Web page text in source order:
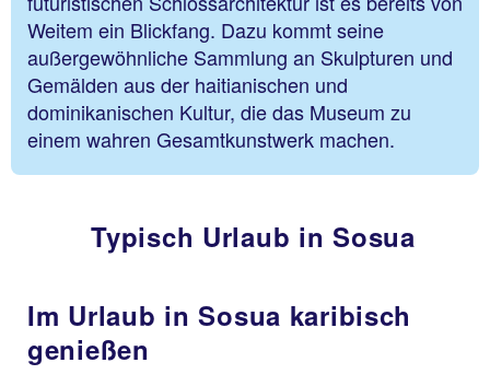
Weitem ein Blickfang. Dazu kommt seine
außergewöhnliche Sammlung an Skulpturen und
Gemälden aus der haitianischen und
dominikanischen Kultur, die das Museum zu
einem wahren Gesamtkunstwerk machen.
Typisch Urlaub in Sosua
Im Urlaub in Sosua karibisch
genießen